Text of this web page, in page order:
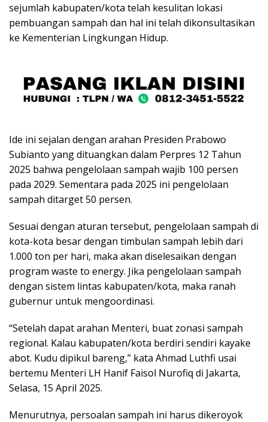
sejumlah kabupaten/kota telah kesulitan lokasi
pembuangan sampah dan hal ini telah dikonsultasikan
ke Kementerian Lingkungan Hidup.
Ide ini sejalan dengan arahan Presiden Prabowo
Subianto yang dituangkan dalam Perpres 12 Tahun
2025 bahwa pengelolaan sampah wajib 100 persen
pada 2029. Sementara pada 2025 ini pengelolaan
sampah ditarget 50 persen.
Sesuai dengan aturan tersebut, pengelolaan sampah di
kota-kota besar dengan timbulan sampah lebih dari
1.000 ton per hari, maka akan diselesaikan dengan
program waste to energy. Jika pengelolaan sampah
dengan sistem lintas kabupaten/kota, maka ranah
gubernur untuk mengoordinasi.
“Setelah dapat arahan Menteri, buat zonasi sampah
regional. Kalau kabupaten/kota berdiri sendiri kayake
abot. Kudu dipikul bareng,” kata Ahmad Luthfi usai
bertemu Menteri LH Hanif Faisol Nurofiq di Jakarta,
Selasa, 15 April 2025.
Menurutnya, persoalan sampah ini harus dikeroyok